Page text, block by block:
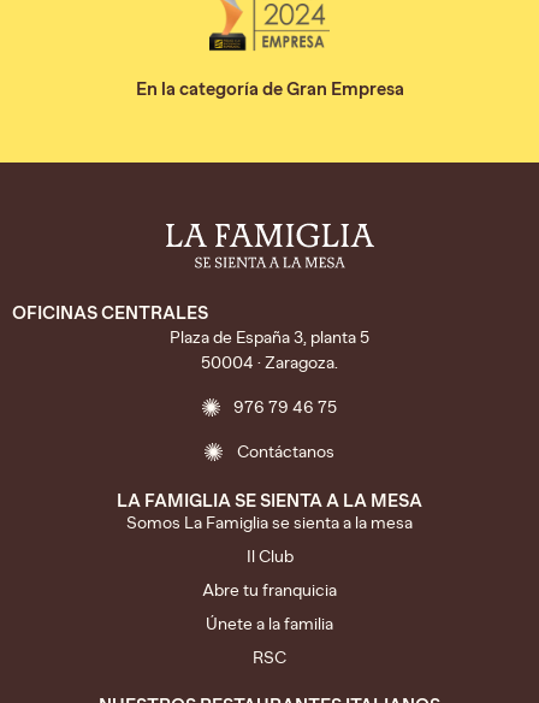
En la categoría de Gran Empresa
OFICINAS CENTRALES
Plaza de España 3, planta 5
50004 · Zaragoza.
976 79 46 75
Contáctanos
LA FAMIGLIA SE SIENTA A LA MESA
Somos La Famiglia se sienta a la mesa
Il Club
Abre tu franquicia
Únete a la familia
RSC